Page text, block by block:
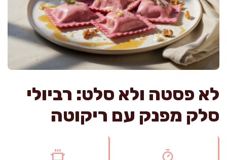
לא פסטה ולא סלט: רביולי
סלק מפנק עם ריקוטה